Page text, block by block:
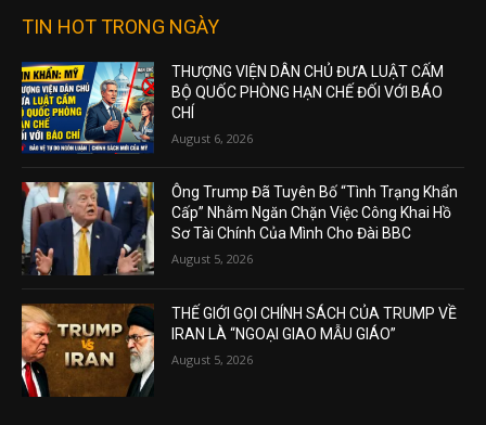
TIN HOT TRONG NGÀY
THƯỢNG VIỆN DÂN CHỦ ĐƯA LUẬT CẤM
BỘ QUỐC PHÒNG HẠN CHẾ ĐỐI VỚI BÁO
CHÍ
August 6, 2026
Ông Trump Đã Tuyên Bố “Tình Trạng Khẩn
Cấp” Nhằm Ngăn Chặn Việc Công Khai Hồ
Sơ Tài Chính Của Mình Cho Đài BBC
August 5, 2026
THẾ GIỚI GỌI CHÍNH SÁCH CỦA TRUMP VỀ
IRAN LÀ “NGOẠI GIAO MẪU GIÁO”
August 5, 2026